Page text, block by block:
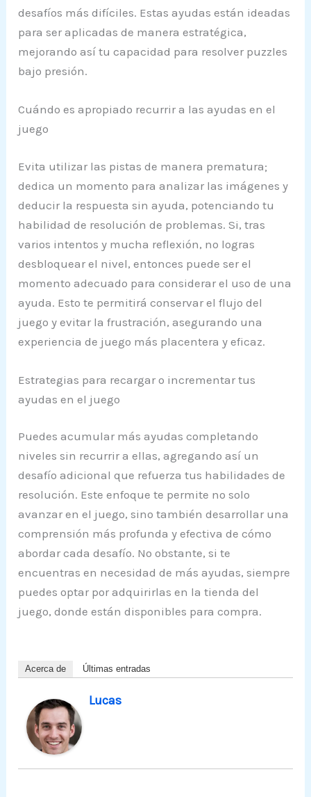
desafíos más difíciles. Estas ayudas están ideadas
para ser aplicadas de manera estratégica,
mejorando así tu capacidad para resolver puzzles
bajo presión.
Cuándo es apropiado recurrir a las ayudas en el
juego
Evita utilizar las pistas de manera prematura;
dedica un momento para analizar las imágenes y
deducir la respuesta sin ayuda, potenciando tu
habilidad de resolución de problemas. Si, tras
varios intentos y mucha reflexión, no logras
desbloquear el nivel, entonces puede ser el
momento adecuado para considerar el uso de una
ayuda. Esto te permitirá conservar el flujo del
juego y evitar la frustración, asegurando una
experiencia de juego más placentera y eficaz.
Estrategias para recargar o incrementar tus
ayudas en el juego
Puedes acumular más ayudas completando
niveles sin recurrir a ellas, agregando así un
desafío adicional que refuerza tus habilidades de
resolución. Este enfoque te permite no solo
avanzar en el juego, sino también desarrollar una
comprensión más profunda y efectiva de cómo
abordar cada desafío. No obstante, si te
encuentras en necesidad de más ayudas, siempre
puedes optar por adquirirlas en la tienda del
juego, donde están disponibles para compra.
Acerca de Últimas entradas
Lucas